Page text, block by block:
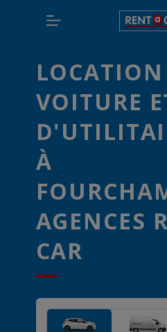
LOCATION
VOITURE
À
AGENCES
CAR